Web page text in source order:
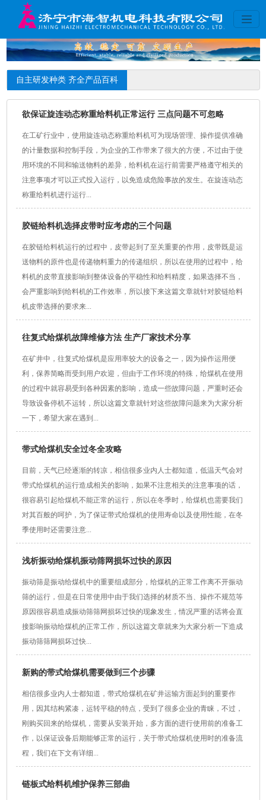
自主研发种类 齐全产品百科
欲保证旋连动态称重给料机正常运行 三点问题不可忽略
在工矿行业中，使用旋连动态称重给料机可为现场管理、操作提供准确
的计量数据和控制手段，为企业的工作带来了很大的方便，不过由于使
用环境的不同和输送物料的差异，给料机在运行前需要严格遵守相关的
注意事项才可以正式投入运行，以免造成危险事故的发生。在旋连动态
称重给料机进行运行...
胶链给料机选择皮带时应考虑的三个问题
在胶链给料机运行的过程中，皮带起到了至关重要的作用，皮带既是运
送物料的原件也是传递物料重力的传递组织，所以在使用的过程中，给
料机的皮带直接影响到整体设备的平稳性和给料精度，如果选择不当，
会严重影响到给料机的工作效率，所以接下来这篇文章就针对胶链给料
机皮带选择的要求来...
往复式给煤机故障维修方法 生产厂家技术分享
在矿井中，往复式给煤机是应用率较大的设备之一，因为操作运用便
利，保养简略而受到用户欢迎，但由于工作环境的特殊，给煤机在使用
的过程中就容易受到各种因素的影响，造成一些故障问题，严重时还会
导致设备停机不运转，所以这篇文章就针对这些故障问题来为大家分析
一下，希望大家在遇到...
带式给煤机安全过冬全攻略
目前，天气已经逐渐的转凉，相信很多业内人士都知道，低温天气会对
带式给煤机的运行造成相关的影响，如果不注意相关的注意事项的话，
很容易引起给煤机不能正常的运行，所以在冬季时，给煤机也需要我们
对其百般的呵护，为了保证带式给煤机的使用寿命以及使用性能，在冬
季使用时还需要注意...
浅析振动给煤机振动筛网损坏过快的原因
振动筛是振动给煤机中的重要组成部分，给煤机的正常工作离不开振动
筛的运行，但是在日常使用中由于我们选择的材质不当、操作不规范等
原因很容易造成振动筛筛网损坏过快的现象发生，情况严重的话将会直
接影响振动给煤机的正常工作，所以这篇文章就来为大家分析一下造成
振动筛筛网损坏过快...
新购的带式给煤机需要做到三个步骤
相信很多业内人士都知道，带式给煤机在矿井运输方面起到的重要作
用，因其结构紧凑，运转平稳的特点，受到了很多企业的青睐，不过，
刚购买回来的给煤机，需要从安装开始，多方面的进行使用前的准备工
作，以保证设备后期能够正常的运行，关于带式给煤机使用时的准备流
程，我们在下文有详细...
链板式给料机维护保养三部曲